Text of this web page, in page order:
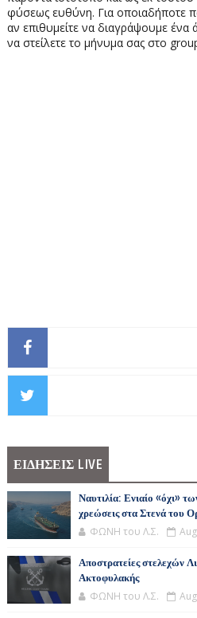
φύσεως ευθύνη. Για οποιαδήποτε
αν επιθυμείτε να διαγράψουμε ένα
να στείλετε το μήνυμα σας στο
ΕΙΔΗΣΕΙΣ LIVE
Ναυτιλία: Ενιαίο «όχι»
χρεώσεις στα Στενά του
ΦΩΝΗ του Λ.Σ.
Αποστρατείες στελεχών
Ακτοφυλακής
ΦΩΝΗ του Λ.Σ.